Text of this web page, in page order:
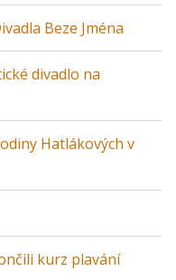
Beze Jména
divadlo na
Hatlákových v
kurz plavání